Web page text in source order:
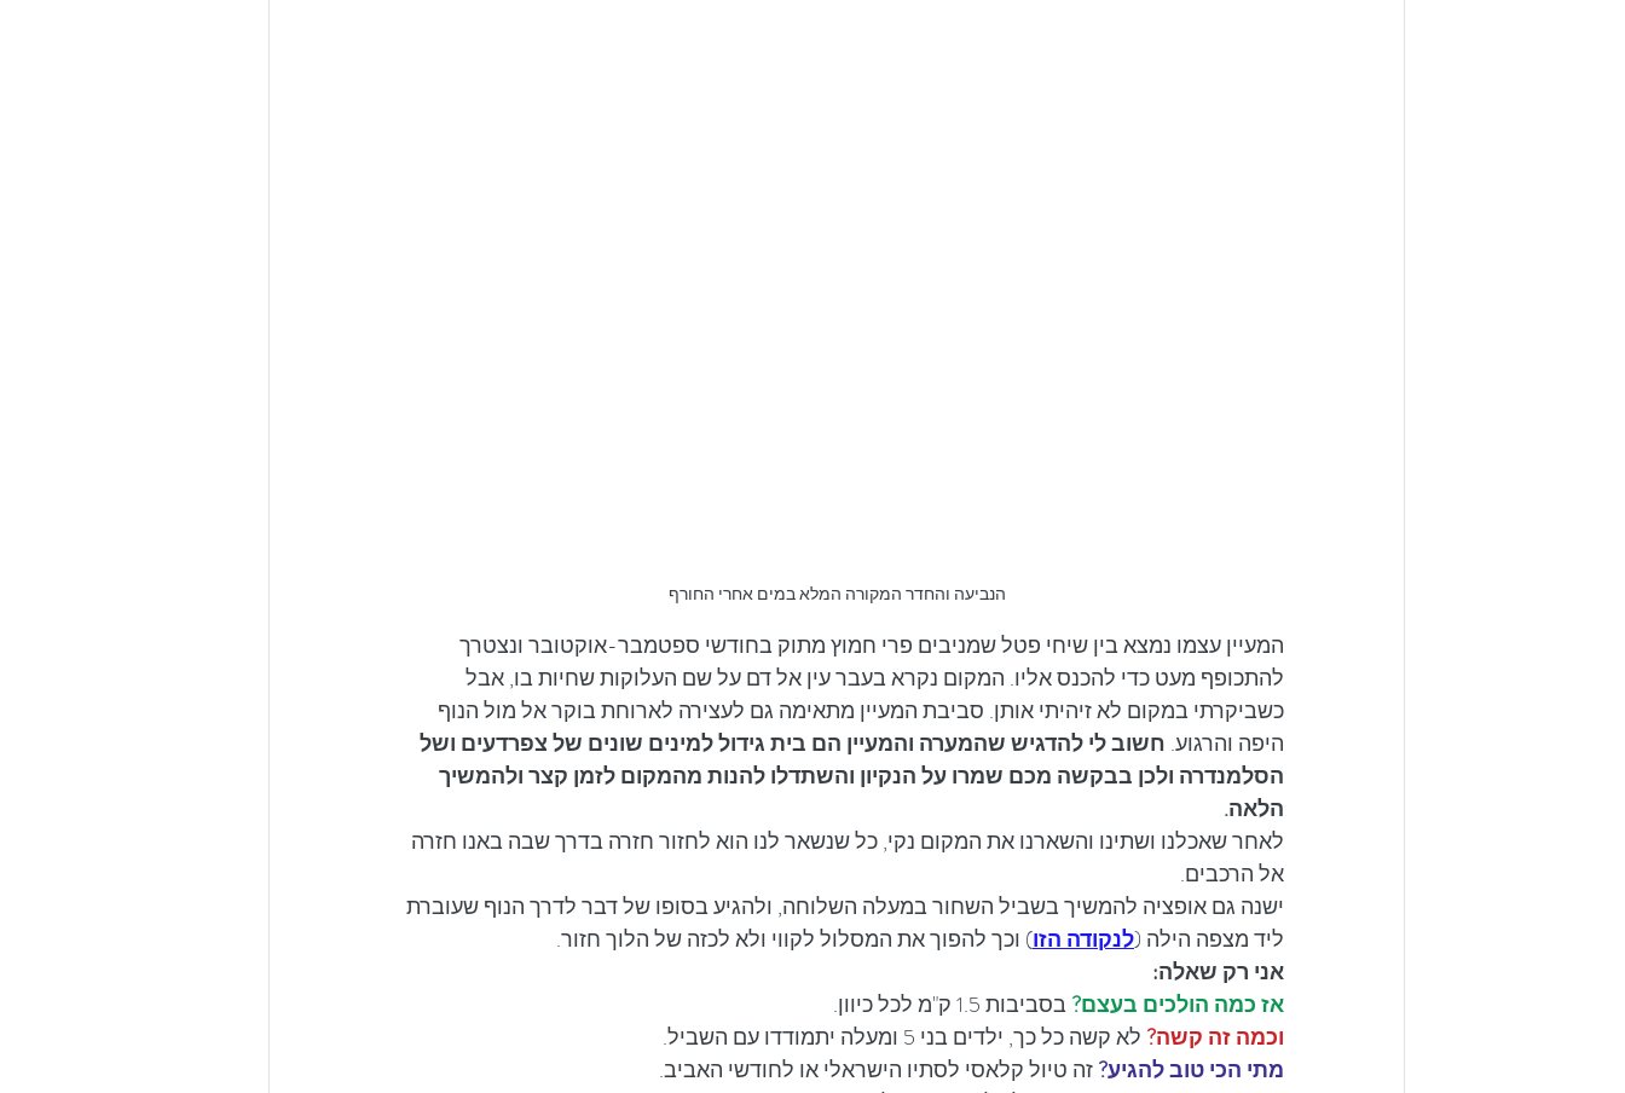
הנביעה והחדר המקורה המלא במים אחרי החורף
המעיין עצמו נמצא בין שיחי פטל שמניבים פרי חמוץ מתוק בחודשי ספטמבר-אוקטובר ונצטרך
להתכופף מעט כדי להכנס אליו. המקום נקרא בעבר עין אל דם על שם העלוקות שחיות בו, אבל
כשביקרתי במקום לא זיהיתי אותן. סביבת המעיין מתאימה גם לעצירה לארוחת בוקר אל מול הנוף
היפה והרגוע. חשוב לי להדגיש שהמערה והמעיין הם בית גידול למינים שונים של צפרדעים ושל
הסלמנדרה ולכן בבקשה מכם שמרו על הנקיון והשתדלו להנות מהמקום לזמן קצר ולהמשיך
הלאה.
לאחר שאכלנו ושתינו והשארנו את המקום נקי, כל שנשאר לנו הוא לחזור חזרה בדרך שבה באנו חזרה
אל הרכבים.
ישנה גם אופציה להמשיך בשביל השחור במעלה השלוחה, ולהגיע בסופו של דבר לדרך הנוף שעוברת
ליד מצפה הילה (לנקודה הזו) וכך להפוך את המסלול לקווי ולא לכזה של הלוך חזור.
אני רק שאלה:
אז כמה הולכים בעצם? בסביבות 1.5 ק"מ לכל כיוון.
וכמה זה קשה? לא קשה כל כך, ילדים בני 5 ומעלה יתמודדו עם השביל.
מתי הכי טוב להגיע? זה טיול קלאסי לסתיו הישראלי או לחודשי האביב.